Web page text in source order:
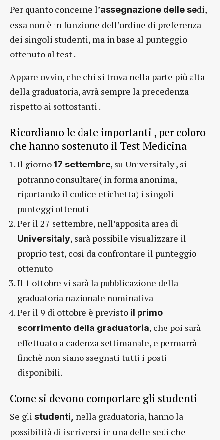
Per quanto concerne l’assegnazione delle sedi,
essa non è in funzione dell’ordine di preferenza
dei singoli studenti, ma in base al punteggio
ottenuto al test .
Appare ovvio, che chi si trova nella parte più alta
della graduatoria, avrà sempre la precedenza
rispetto ai sottostanti .
Ricordiamo le date importanti , per coloro
che hanno sostenuto il Test Medicina
Il giorno 17 settembre, su Universitaly , si
potranno consultare( in forma anonima,
riportando il codice etichetta) i singoli
punteggi ottenuti
Per il 27 settembre, nell’apposita area di
Universitaly, sarà possibile visualizzare il
proprio test, così da confrontare il punteggio
ottenuto
Il 1 ottobre vi sarà la pubblicazione della
graduatoria nazionale nominativa
Per il 9 di ottobre è previsto il primo
scorrimento della graduatoria, che poi sarà
effettuato a cadenza settimanale, e permarrà
finchè non siano ssegnati tutti i posti
disponibili.
Come si devono comportare gli studenti
Se gli studenti, nella graduatoria, hanno la
possibilità di iscriversi in una delle sedi che